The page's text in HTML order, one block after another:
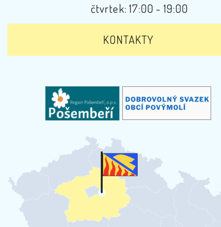
čtvrtek: 17:00 - 19:00
KONTAKTY